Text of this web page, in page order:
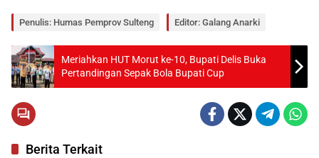
Penulis: Humas Pemprov Sulteng Editor: Galang Anarki
Meriahkan HUT Morut ke-10, Bupati Delis Buka
Pertandingan Sepak Bola Bupati Cup
Berita Terkait